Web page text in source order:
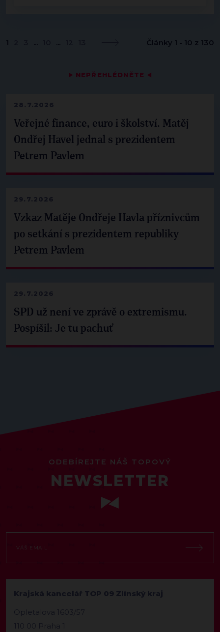
▶ NEPŘEHLÉDNĚTE ◀
28.7.2026
Veřejné finance, euro i školství. Matěj
Ondřej Havel jednal s prezidentem
Petrem Pavlem
29.7.2026
Vzkaz Matěje Ondřeje Havla příznivcům
po setkání s prezidentem republiky
Petrem Pavlem
29.7.2026
SPD už není ve zprávě o extremismu.
Pospíšil: Je tu pachuť
1 ... ... Články 1 - 10 z 130
ODEBÍREJTE NÁŠ TOPOVÝ
NEWSLETTER
Krajská kancelář TOP 09 Zlínský kraj
Opletalova 1603/57
110 00 Praha 1